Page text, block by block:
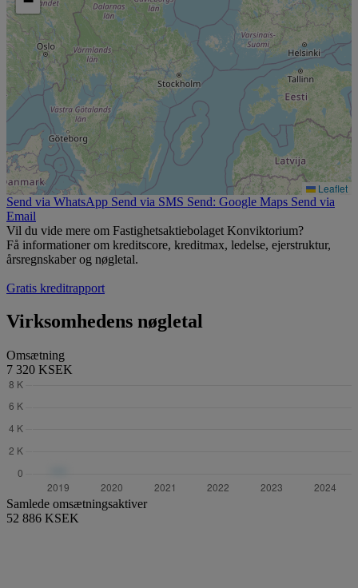
Leaflet
Send via WhatsApp Send via SMS Send: Google Maps Send via
Email
Vil du vide mere om Fastighetsaktiebolaget Konviktorium?
Få informationer om kreditscore, kreditmax, ledelse, ejerstruktur,
årsregnskaber og nøgletal.
Gratis kreditrapport
Virksomhedens nøgletal
Omsætning
7 320 KSEK
Samlede omsætningsaktiver
52 886 KSEK